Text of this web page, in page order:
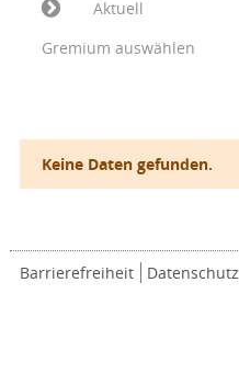
Aktuell
Gremium auswählen
Keine Daten gefunden.
Barrierefreiheit Datenschutz